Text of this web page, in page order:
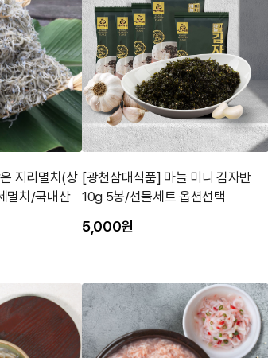
지리멸치(상
멸치/국내산
[광천삼대식품] 마늘 미니 김자반
10g 5봉/선물세트 옵션선택
5,000원